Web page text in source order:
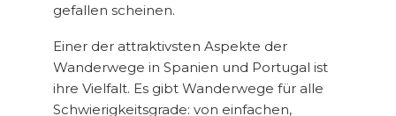
gefallen scheinen.
Einer der attraktivsten Aspekte der
Wanderwege in Spanien und Portugal ist
ihre Vielfalt. Es gibt Wanderwege für alle
Schwierigkeitsgrade: von einfachen,